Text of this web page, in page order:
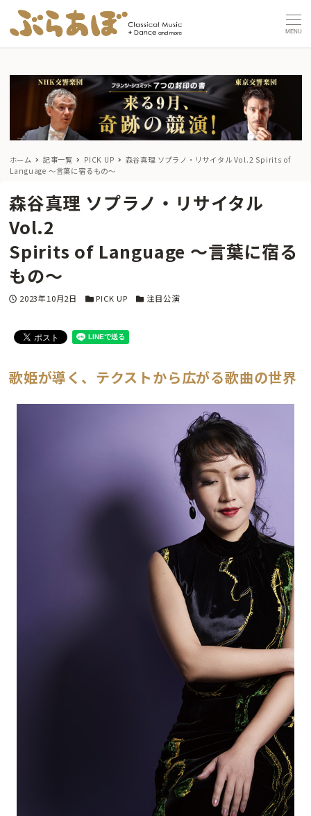
MENU
ホーム 記事一覧 PICK UP 森谷真理 ソプラノ・リサイタル Vol.2 Spirits of
Language ～言葉に宿るもの～
森谷真理 ソプラノ・リサイタル
Vol.2
Spirits of Language ～言葉に宿る
もの～
投稿日
2023年10月2日 カテゴリー
PICK UP カテゴリー
注目公演
歌姫が導く、テクストから広がる歌曲の世界